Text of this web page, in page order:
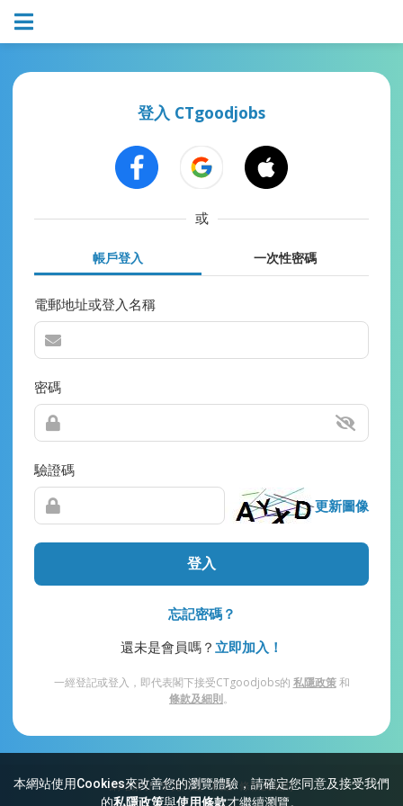
本網站使用Cookies來改善您的瀏覽體驗，請確定您同意及接受我們
的私隱政策與使用條款才繼續瀏覽。
登入 CTgoodjobs
或
帳戶登入 一次性密碼
電郵地址或登入名稱
密碼
驗證碼
更新圖像
登入
忘記密碼？
還未是會員嗎？ 立即加入！
一經登記或登入，即代表閣下接受CTgoodjobs的 私隱政策和
條款及細則。
網站索引 常見問題 私隱 條款及細則